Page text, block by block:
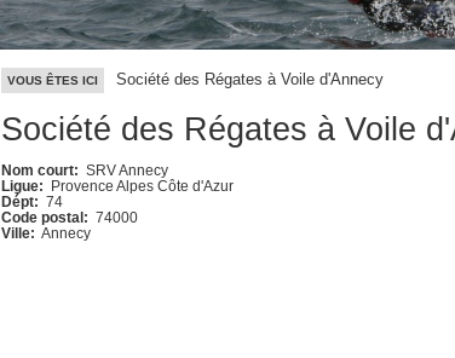
VOUS ÊTES ICI Société des Régates à Voile d'Annecy
Société des Régates à Voile
Nom court: SRV Annecy
Ligue:
Provence Alpes Côte d'Azur
Dépt: 74
Code postal: 74000
Ville: Annecy